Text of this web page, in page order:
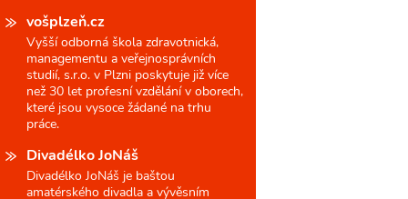
vošplzeň.cz
Vyšší odborná škola zdravotnická,
managementu a veřejnosprávních
studií, s.r.o. v Plzni poskytuje již více
než 30 let profesní vzdělání v oborech,
které jsou vysoce žádané na trhu
práce.
Divadélko JoNáš
Divadélko JoNáš je baštou
amatérského divadla a vývěsním